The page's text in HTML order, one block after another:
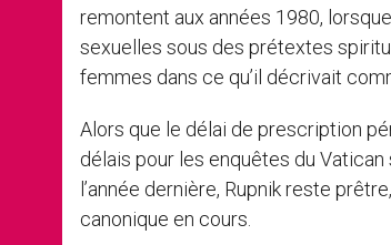
remontent aux années 1980,
sexuelles sous des prétextes
femmes dans ce qu’il décrivait
Alors que le délai de prescription
délais pour les enquêtes du Vatican
l’année dernière, Rupnik reste
canonique en cours.